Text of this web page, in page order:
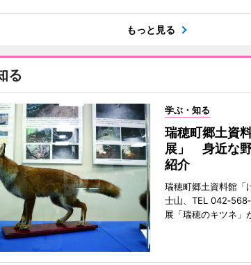
もっと見る
る
学ぶ・知る
瑞穂町郷土資
展」 身近な
紹介
瑞穂町郷土資料館「
士山、TEL
展「瑞穂のキツネ」